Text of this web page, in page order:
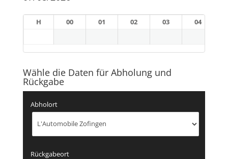
H 00 01 02 03 04
Wähle die Daten für Abholung und
Rückgabe
Abholort
Rückgabeort